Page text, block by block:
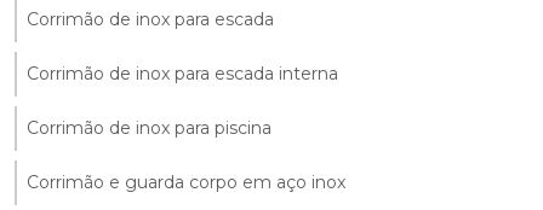
Corrimão de inox para escada
Corrimão de inox para escada interna
Corrimão de inox para piscina
Corrimão e guarda corpo em aço inox